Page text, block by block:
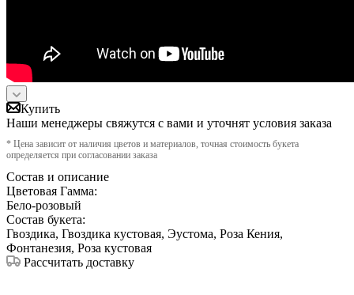
Купить
Наши менеджеры свяжутся с вами и уточнят условия заказа
* Цена зависит от наличия цветов и материалов, точная стоимость букета
определяется при согласовании заказа
Состав и описание
Цветовая Гамма:
Бело-розовый
Состав букета:
Гвоздика, Гвоздика кустовая, Эустома, Роза Кения,
Фонтанезия, Роза кустовая
Рассчитать доставку